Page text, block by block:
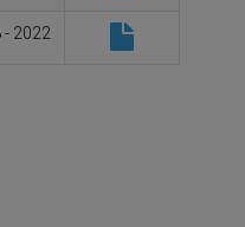
- 2022